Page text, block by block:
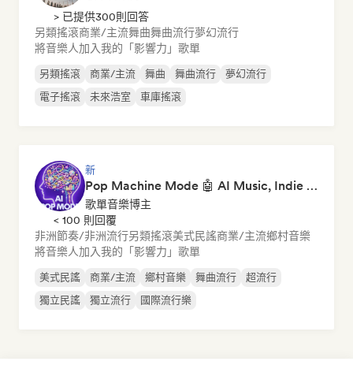
> 已提供300則回答
另類搖滾商業/主流舞曲舞曲流行夢幻流行
將音樂人加入我的「影響力」歌單
另類搖滾 商業/主流 舞曲 舞曲流行
夢幻流行
電子搖滾
未來浩室 車庫搖滾
新
Pop Machine Mode 🤖 AI Music, Indie Pop & Dream Pop
歌單音樂博主
< 100 則回覆
非洲節奏/非洲流行另類搖滾美式民謠商業/主流鄉村音樂
將音樂人加入我的「影響力」歌單
美式民謠 商業/主流 鄉村音樂 舞曲流行
超流行
獨立民謠
獨立流行 國際流行樂